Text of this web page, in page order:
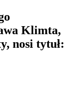
Klimta,
nosi tytuł: